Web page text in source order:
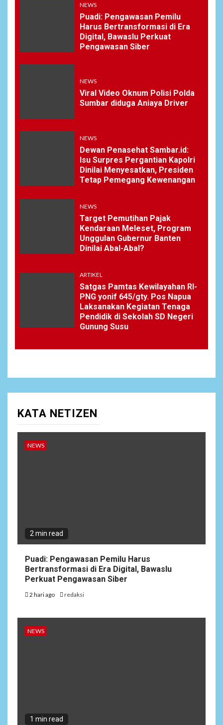
NEWS
Puadi: Pengawasan Pemilu
Harus Bertransformasi di Era
Digital, Bawaslu Perkuat
Pengawasan Siber
NEWS
Viral Video Oknum Polisi Polda
Sumbar diduga Aniaya Driver
NEWS
Dewan Penasehat Sambar.id:
Isu Surpres Pergantian Kapolri
Dinilai Menyesatkan, Presiden
Tetap Pemegang Kewenangan
NEWS
Target Pemutihan Pajak
Kendaraan Meleset, Program
Unggulan Gubernur Banten
Dinilai Abal-Abal?
ARTIKEL
Satgas Pamtas Kewilayahan RI-
PNG yonif 645/gty. Pos Napua
Laksanakan Kegiatan Tenaga
Pendidik di Sekolah SD Negeri
Gunung Susu
KATA NETIZEN
NEWS
2 min read
Puadi: Pengawasan Pemilu Harus
Bertransformasi di Era Digital, Bawaslu
Perkuat Pengawasan Siber
2 hari ago redaksi
NEWS
1 min read